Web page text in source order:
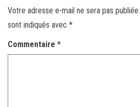
Votre adresse e-mail ne sera pas publiée.
sont indiqués avec *
Commentaire *